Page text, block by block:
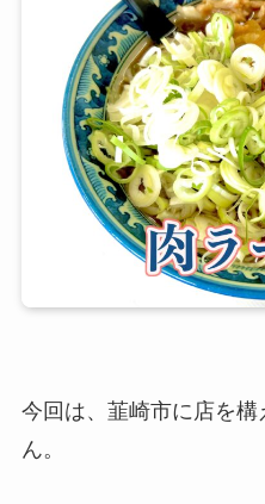
今回は、韮崎市に店を構
ん。